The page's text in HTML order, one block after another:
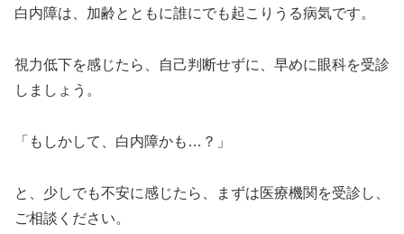
白内障は、加齢とともに誰にでも起こりうる病気です。
視力低下を感じたら、自己判断せずに、早めに眼科を受診
しましょう。
「もしかして、白内障かも…？」
と、少しでも不安に感じたら、まずは医療機関を受診し、
ご相談ください。